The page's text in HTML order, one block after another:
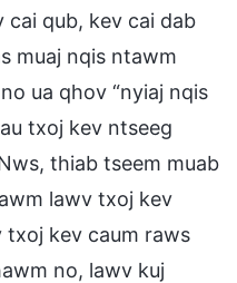
cai qub, kev cai dab
muaj nqis ntawm
ua qhov “nyiaj nqis
txoj kev ntseeg
thiab tseem muab
lawv txoj kev
txoj kev caum raws
no, lawv kuj